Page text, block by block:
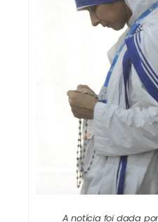
A notícia foi dada